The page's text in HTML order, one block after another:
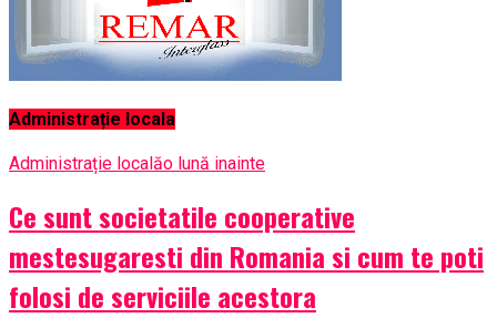
Administrație locala
Administrație localăo lună inainte
Ce sunt societatile cooperative
mestesugaresti din Romania si cum te poti
folosi de serviciile acestora